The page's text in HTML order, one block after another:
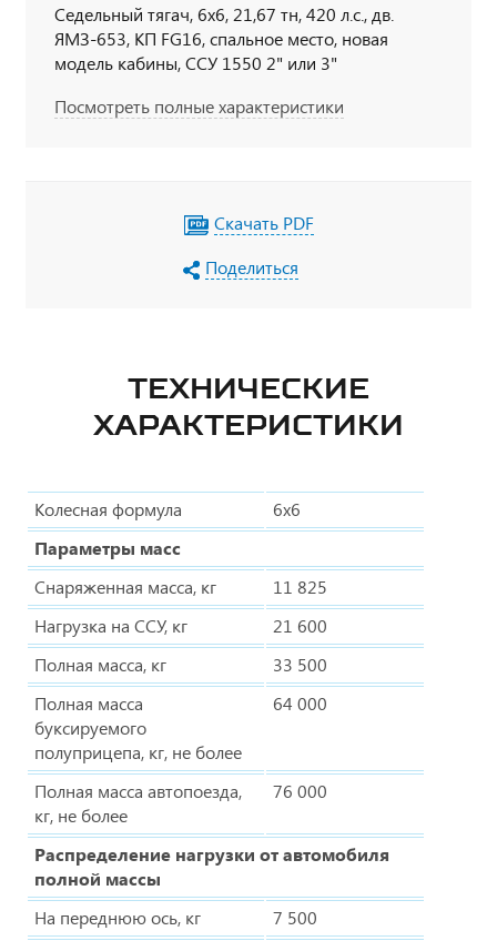
Седельный тягач, 6х6, 21,67 тн, 420 л.с., дв.
ЯМЗ-653, КП FG16, спальное место, новая
модель кабины, ССУ 1550 2" или 3"
Посмотреть полные характеристики
Скачать PDF
Поделиться
ТЕХНИЧЕСКИЕ
ХАРАКТЕРИСТИКИ
Колесная формула
6х6
Параметры масс
Снаряженная масса, кг
11 825
Нагрузка на ССУ, кг
21 600
Полная масса, кг
33 500
Полная масса
буксируемого
полуприцепа, кг, не более
64 000
Полная масса автопоезда,
кг, не более
76 000
Распределение нагрузки от автомобиля
полной массы
На переднюю ось, кг
7 500